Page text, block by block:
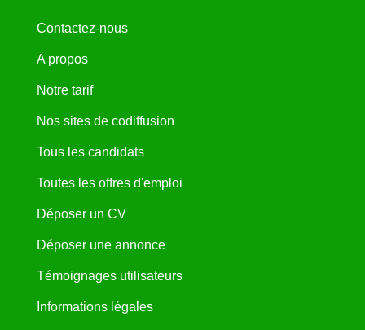
Contactez-nous
A propos
Notre tarif
Nos sites de codiffusion
Tous les candidats
Toutes les offres d'emploi
Déposer un CV
Déposer une annonce
Témoignages utilisateurs
Informations légales